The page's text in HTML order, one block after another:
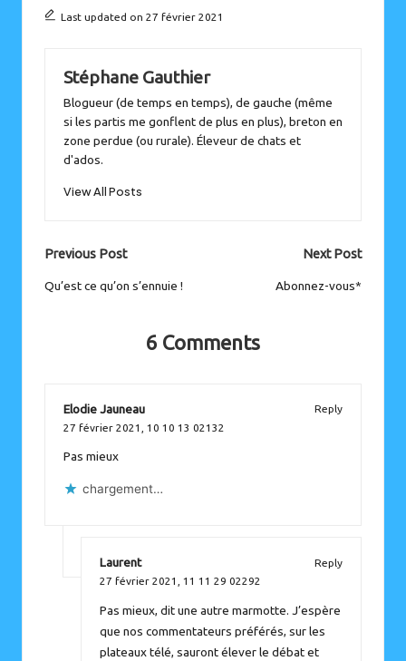
Last updated on 27 février 2021
Stéphane Gauthier
Blogueur (de temps en temps), de gauche (même
si les partis me gonflent de plus en plus), breton en
zone perdue (ou rurale). Éleveur de chats et
d'ados.
View All Posts
Post
navigation
Previous Post
Qu’est ce qu’on s’ennuie !
Next Post
Abonnez-vous*
6 Comments
Elodie Jauneau
Reply
27 février 2021, 10 10 13 02132
Pas mieux
chargement…
Laurent
Reply
27 février 2021, 11 11 29 02292
Pas mieux, dit une autre marmotte. J’espère
que nos commentateurs préférés, sur les
plateaux télé, sauront élever le débat et